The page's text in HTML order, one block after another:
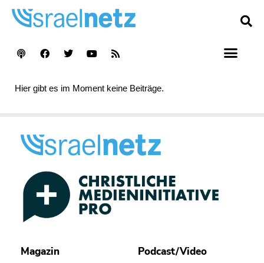
Hier gibt es im Moment keine Beiträge.
Magazin
Podcast/Video